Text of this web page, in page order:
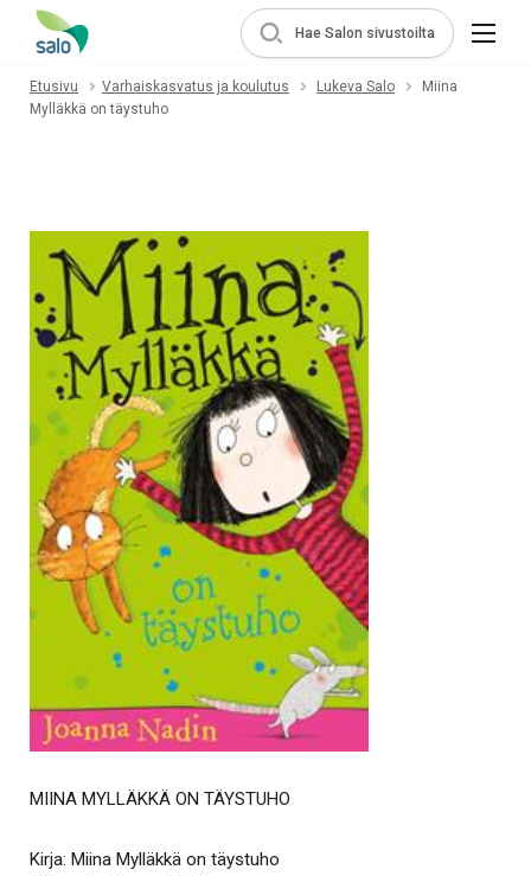
Hae Salon sivustoilta
Etusivu Varhaiskasvatus ja koulutus Lukeva Salo
Miina
Mylläkkä on täystuho
MIINA MYLLÄKKÄ ON TÄYSTUHO
Kirja: Miina Mylläkkä on täystuho